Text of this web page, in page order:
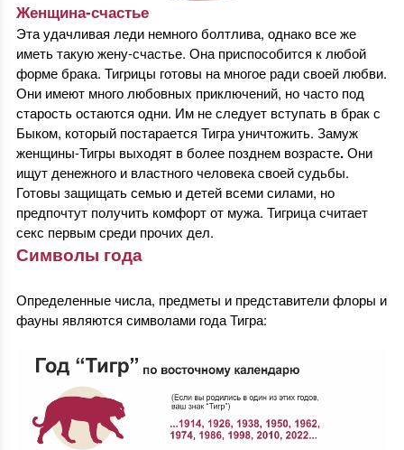
Женщина-счастье
Эта удачливая леди немного болтлива, однако все же
иметь такую жену-счастье. Она приспособится к любой
форме брака. Тигрицы готовы на многое ради своей любви.
Они имеют много любовных приключений, но часто под
старость остаются одни. Им не следует вступать в брак с
Быком, который постарается Тигра уничтожить. Замуж
женщины-Тигры выходят в более позднем возрасте.Они
ищут денежного и властного человека своей судьбы.
Готовы защищать семью и детей всеми силами, но
предпочтут получить комфорт от мужа. Тигрица считает
секс первым среди прочих дел.
Символы года
Определенные числа, предметы и представители флоры и
фауны являются символами года Тигра: